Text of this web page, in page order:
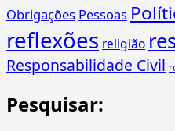
Obrigações Pessoas
reflexões religião
Responsabilidade Civil
Pesquisar: